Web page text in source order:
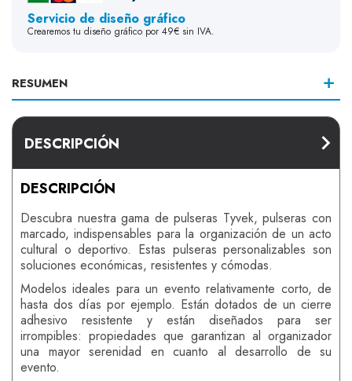
Servicio de diseño gráfico
Crearemos tu diseño gráfico por 49€ sin IVA.
RESUMEN
DESCRIPCIÓN
DESCRIPCIÓN
Descubra nuestra gama de pulseras Tyvek, pulseras con
marcado, indispensables para la organización de un acto
cultural o deportivo. Estas pulseras personalizables son
soluciones económicas, resistentes y cómodas.
Modelos ideales para un evento relativamente corto, de
hasta dos días por ejemplo. Están dotados de un cierre
adhesivo resistente y están diseñados para ser
irrompibles: propiedades que garantizan al organizador
una mayor serenidad en cuanto al desarrollo de su
evento.